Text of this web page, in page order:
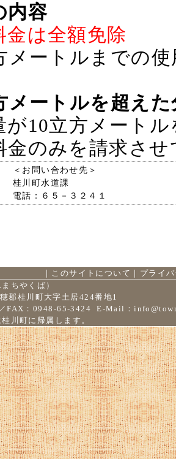
内容
金は全額免除
メートルまでの
メートルを超え
が10立方メート
金のみを請求さ
＜お問い合わせ先＞
桂川町水道課
電話：６５－３２４１
｜ このサイトについて ｜ プライ
ちやくば）
郡桂川町大字土居424番地1
FAX：0948-65-3424 E-Mail：
川町に帰属します。